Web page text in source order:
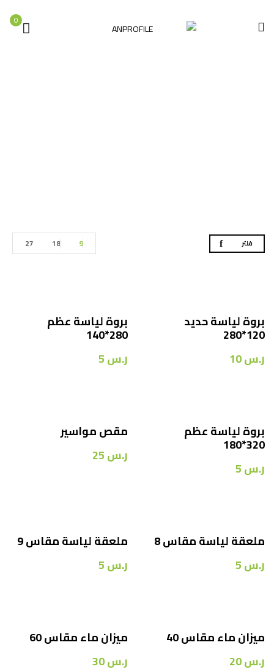
0
فلتر 9
18
27
بروة لياسة حديد
120*280
ر.س10
بروة لياسة عظم
280*140
ر.س5
بروة لياسة عظم
320*180
ر.س5
مقص مواسير
ر.س25
ملعقة لياسة مقاس 8
ر.س5
ملعقة لياسة مقاس 9
ر.س5
ميزان ماء مقاس 40
ر.س20
ميزان ماء مقاس 60
ر.س30